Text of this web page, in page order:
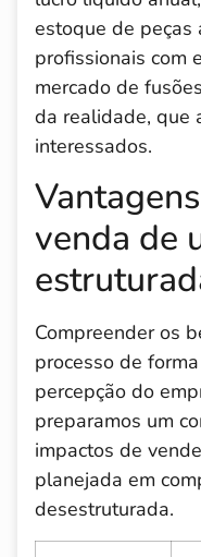
estoque de peças
profissionais com
mercado de
da realidade, que
interessados.
venda de
Compreender os
processo de
percepção do
preparamos um
impactos de
planejada em
desestruturada.